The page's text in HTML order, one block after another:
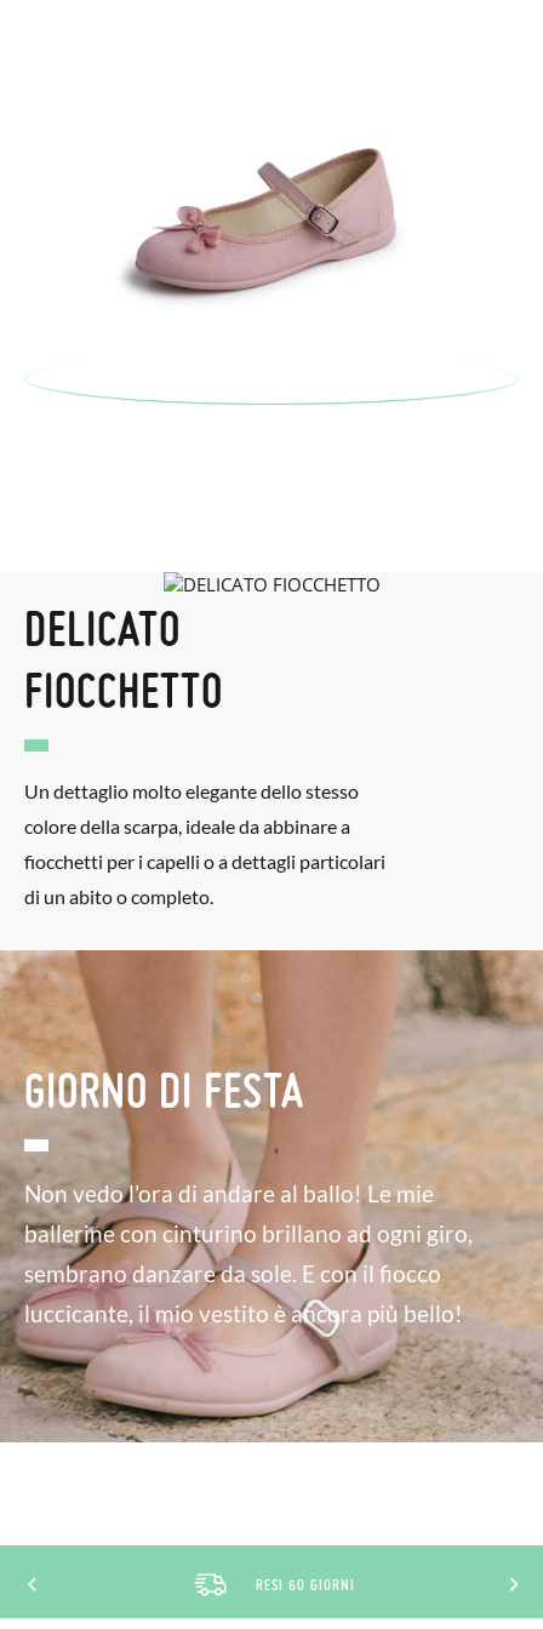
DELICATO
FIOCCHETTO
Un dettaglio molto elegante dello stesso
colore della scarpa, ideale da abbinare a
fiocchetti per i capelli o a dettagli particolari
di un abito o completo.
GIORNO DI FESTA
Non vedo l’ora di andare al ballo! Le mie
ballerine con cinturino brillano ad ogni giro,
sembrano danzare da sole. E con il fiocco
luccicante, il mio vestito è ancora più bello!
RESI 60 GIORNI